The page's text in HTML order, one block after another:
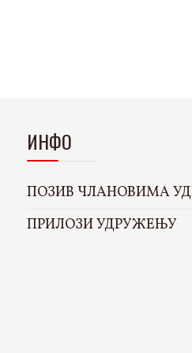
ИНФО
ПОЗИВ ЧЛАНОВИМА
ПРИЛОЗИ УДРУЖЕЊУ